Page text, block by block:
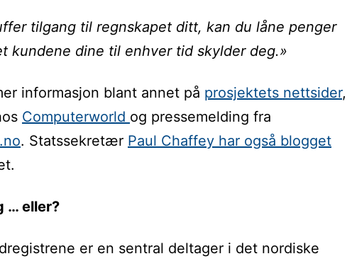
tilgang til regnskapet ditt, kan du låne penger
kundene dine til enhver tid skylder deg.»
informasjon blant annet på prosjektets nettsider,
Computerworld og pressemelding fra
. Statssekretær Paul Chaffey har også blogget
… eller?
er en sentral deltager i det nordiske